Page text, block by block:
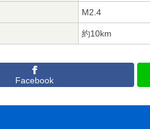
M2.4
約10km
Facebook